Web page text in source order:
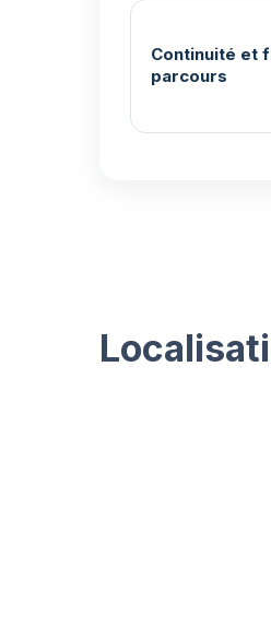
Continuité et
parcours